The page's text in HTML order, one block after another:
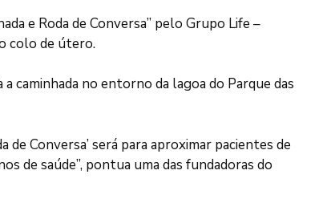
e Roda de Conversa” pelo Grupo Life –
colo de útero.
caminhada no entorno da lagoa do Parque das
de Conversa’ será para aproximar pacientes de
de saúde”, pontua uma das fundadoras do